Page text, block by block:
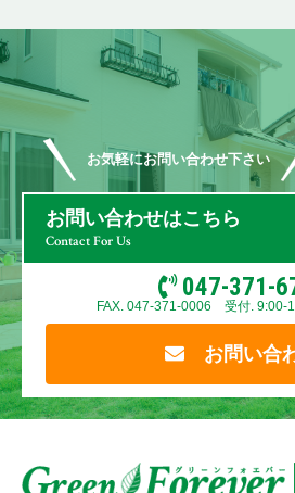
お気軽にお問い合わせ下さい
お問い合わせはこちら
Contact For Us
047-371-
FAX. 047-371-0006 受付. 9:00-
お問い合